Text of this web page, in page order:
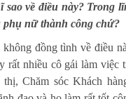
về điều này? Trong
phụ nữ thành công chứ?
không đồng tình về điều
rất nhiều cô gái làm việc
Chăm sóc Khách